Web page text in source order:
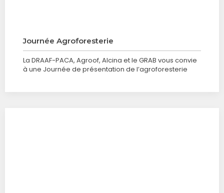
Journée Agroforesterie
La DRAAF-PACA, Agroof, Alcina et le GRAB vous convie
à une Journée de présentation de l’agroforesterie